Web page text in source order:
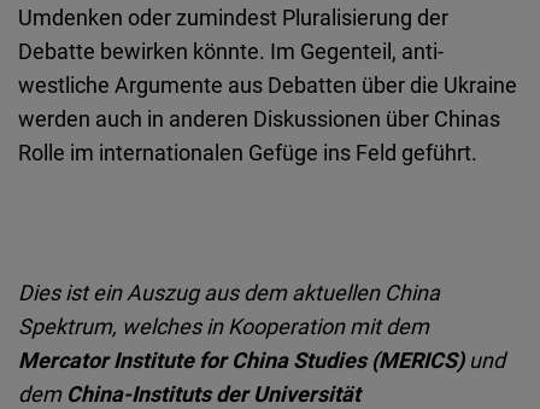
Umdenken oder zumindest Pluralisierung der
Debatte bewirken könnte. Im Gegenteil, anti-
westliche Argumente aus Debatten über die Ukraine
werden auch in anderen Diskussionen über Chinas
Rolle im internationalen Gefüge ins Feld geführt.
Dies ist ein Auszug aus dem aktuellen China
Spektrum, welches in Kooperation mit dem
Mercator Institute for China Studies (MERICS) und
dem China-Instituts der Universität